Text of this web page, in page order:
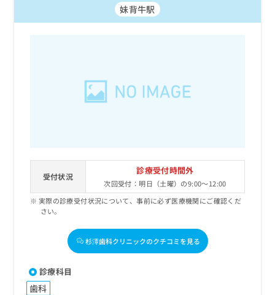
妹背牛駅
受付状況
診療受付時間外
次回受付：明日（土曜）の9:00～12:00
実際の診療受付状況について、事前に必ず医療機関にご確認くだ
さい。
杉澤歯科クリニックのクチコミを見る
診療科目
歯科